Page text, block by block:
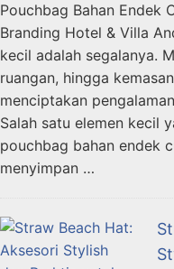
Pouchbag Bahan Endek
Branding Hotel & Villa
kecil adalah segalanya.
ruangan, hingga
menciptakan
Salah satu elemen kecil
pouchbag bahan endek
menyimpan …